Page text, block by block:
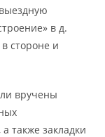
в д.
стороне и
вручены
также закладки